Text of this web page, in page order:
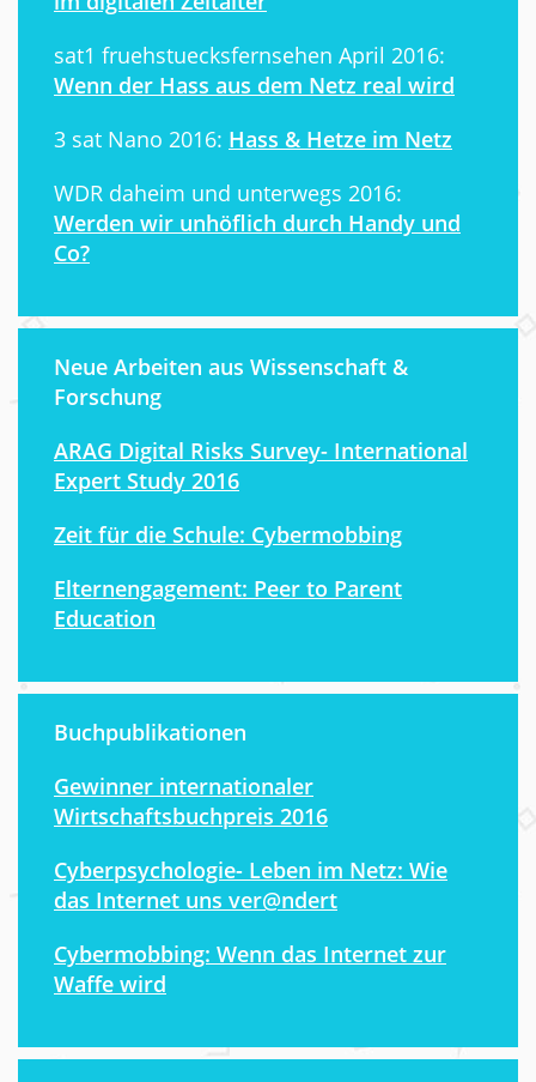
sat1 fruehstuecksfernsehen April 2016:
Wenn der Hass aus dem Netz real wird
3 sat Nano 2016: Hass & Hetze im Netz
WDR daheim und unterwegs 2016:
Werden wir unhöflich durch Handy und
Co?
Neue Arbeiten aus Wissenschaft &
Forschung
ARAG Digital Risks Survey- International
Expert Study 2016
Zeit für die Schule: Cybermobbing
Elternengagement: Peer to Parent
Education
Buchpublikationen
Gewinner internationaler
Wirtschaftsbuchpreis 2016
Cyberpsychologie- Leben im Netz: Wie
das Internet uns ver@ndert
Cybermobbing: Wenn das Internet zur
Waffe wird